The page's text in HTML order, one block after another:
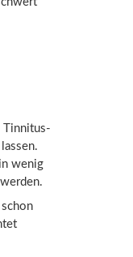
Tinnitus-
wenig